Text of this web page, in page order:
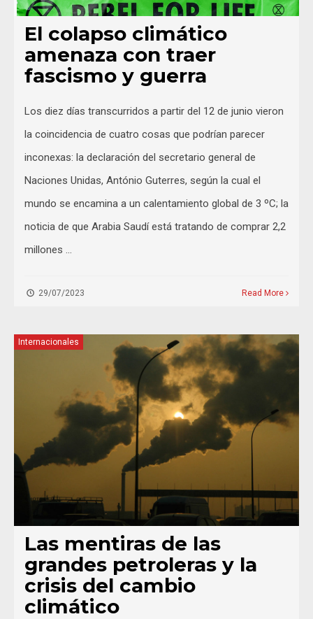
El colapso climático
amenaza con traer
fascismo y guerra
Los diez días transcurridos a partir del 12 de junio vieron
la coincidencia de cuatro cosas que podrían parecer
inconexas: la declaración del secretario general de
Naciones Unidas, António Guterres, según la cual el
mundo se encamina a un calentamiento global de 3 ºC; la
noticia de que Arabia Saudí está tratando de comprar 2,2
millones …
29/07/2023 Read More
Internacionales
Las mentiras de las
grandes petroleras y la
crisis del cambio
climático